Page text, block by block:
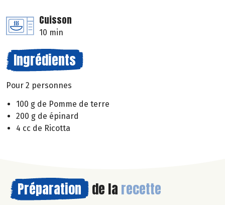
Cuisson
10 min
Ingrédients
Pour 2 personnes
100 g de Pomme de terre
200 g de épinard
4 cc de Ricotta
Préparation de la recette